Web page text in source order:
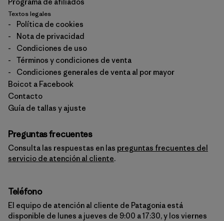
Textos legales
-
Política de cookies
-
Nota de privacidad
-
Condiciones de uso
-
Términos y condiciones de venta
-
Condiciones generales de venta al por mayor
Boicot a Facebook
Contacto
Guía de tallas y ajuste
Preguntas frecuentes
Consulta las respuestas en las preguntas frecuentes del
servicio de atención al cliente.
Teléfono
El equipo de atención al cliente de Patagonia está
disponible de lunes a jueves de 9:00 a 17:30, y los viernes